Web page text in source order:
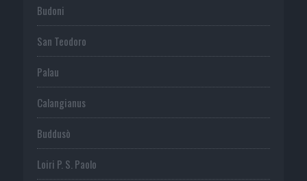
Budoni
San Teodoro
Palau
Calangianus
Buddusò
Loiri P. S. Paolo